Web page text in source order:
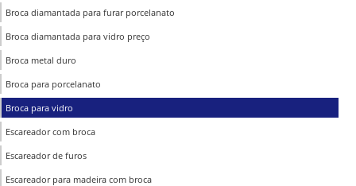
Broca diamantada para furar porcelanato
Broca diamantada para vidro preço
Broca metal duro
Broca para porcelanato
Broca para vidro
Escareador com broca
Escareador de furos
Escareador para madeira com broca